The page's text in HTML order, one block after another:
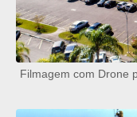
Filmagem com Drone